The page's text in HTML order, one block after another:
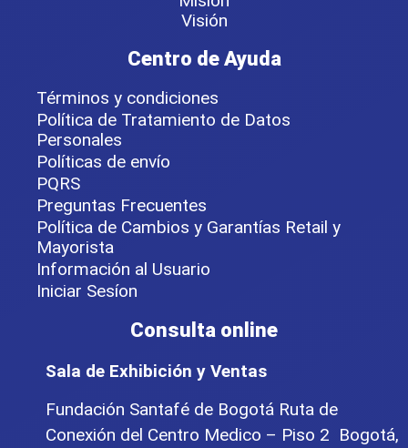
Visión
Centro de Ayuda
Términos y condiciones
Política de Tratamiento de Datos
Personales
Políticas de envío
PQRS
Preguntas Frecuentes
Política de Cambios y Garantías Retail y
Mayorista
Información al Usuario
Iniciar Sesíon
Consulta online
Sala de Exhibición y Ventas
Fundación Santafé de Bogotá Ruta de
Conexión del Centro Medico – Piso 2 Bogotá,